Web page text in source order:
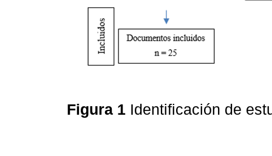
Figura 1 Identificación de